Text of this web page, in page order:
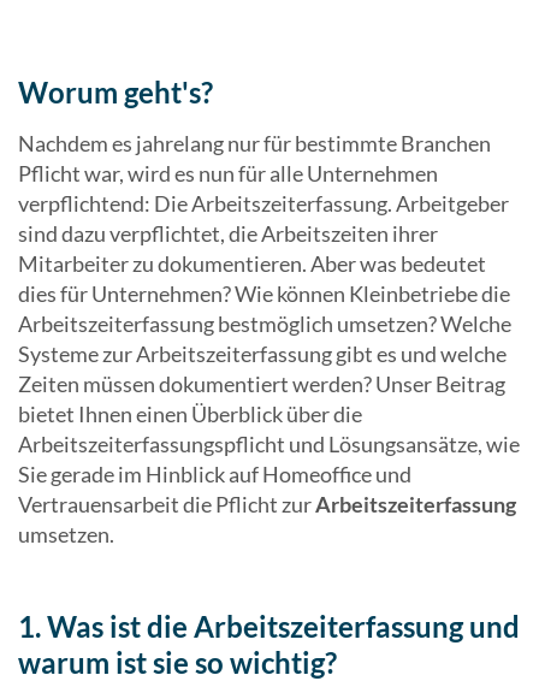
Worum geht's?
Nachdem es jahrelang nur für bestimmte Branchen
Pflicht war, wird es nun für alle Unternehmen
verpflichtend: Die Arbeitszeiterfassung. Arbeitgeber
sind dazu verpflichtet, die Arbeitszeiten ihrer
Mitarbeiter zu dokumentieren. Aber was bedeutet
dies für Unternehmen? Wie können Kleinbetriebe die
Arbeitszeiterfassung bestmöglich umsetzen? Welche
Systeme zur Arbeitszeiterfassung gibt es und welche
Zeiten müssen dokumentiert werden? Unser Beitrag
bietet Ihnen einen Überblick über die
Arbeitszeiterfassungspflicht und Lösungsansätze, wie
Sie gerade im Hinblick auf Homeoffice und
Vertrauensarbeit die Pflicht zurArbeitszeiterfassung
umsetzen.
1. Was ist die Arbeitszeiterfassung und
warum ist sie so wichtig?